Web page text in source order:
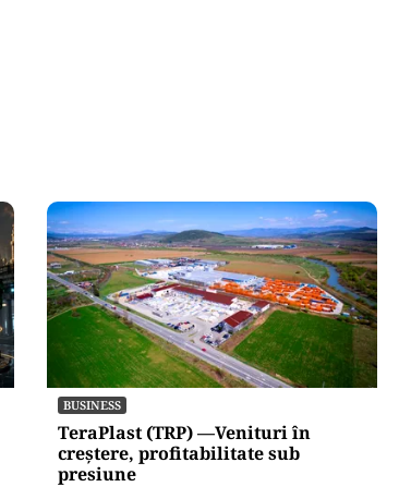
BUSINESS
TeraPlast (TRP) —Venituri în
creștere, profitabilitate sub
presiune